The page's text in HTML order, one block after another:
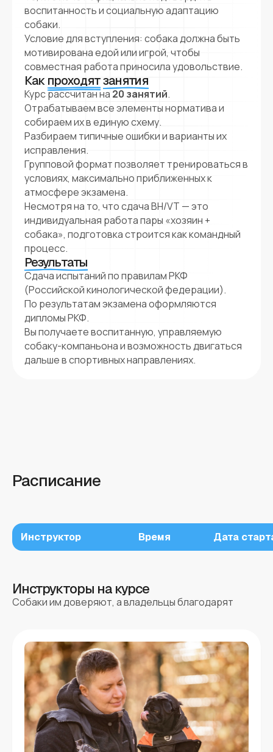
воспитанность и социальную адаптацию
собаки.
Условие для вступления: собака должна быть
мотивирована едой или игрой, чтобы
совместная работа приносила удовольствие.
Какпроходятзанятия
Курс рассчитан на 20 занятий.
Отрабатываем все элементы норматива и
собираем их в единую схему.
Разбираем типичные ошибки и варианты их
исправления.
Групповой формат позволяет тренироваться в
условиях, максимально приближенных к
атмосфере экзамена.
Несмотря на то, что сдача BH/VT — это
индивидуальная работа пары «хозяин +
собака», подготовка строится как командный
процесс.
Результаты
Сдача испытаний по правилам РКФ
(Российской кинологической федерации).
По результатам экзамена оформляются
дипломы РКФ.
Вы получаете воспитанную, управляемую
собаку-компаньона и возможность двигаться
дальше в спортивных направлениях.
Расписание
Инструктор Время Дата
Инструкторы на курсе
Собаки им доверяют, а владельцы благодарят